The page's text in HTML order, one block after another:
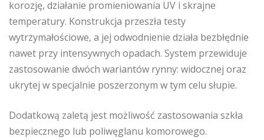
korozję, działanie promieniowania UV i skrajne
temperatury. Konstrukcja przeszła testy
wytrzymałościowe, a jej odwodnienie działa bezbłędnie
nawet przy intensywnych opadach. System przewiduje
zastosowanie dwóch wariantów rynny: widocznej oraz
ukrytej w specjalnie poszerzonym w tym celu słupie.
Dodatkową zaletą jest możliwość zastosowania szkła
bezpiecznego lub poliwęglanu komorowego.